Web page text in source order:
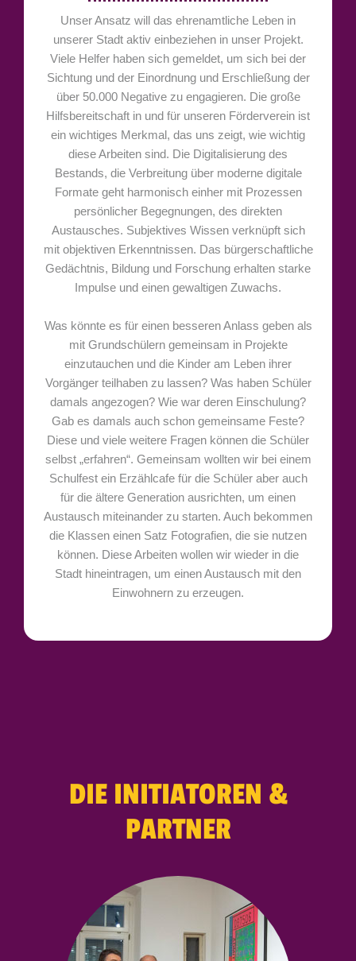
Unser Ansatz will das ehrenamtliche Leben in
unserer Stadt aktiv einbeziehen in unser Projekt.
Viele Helfer haben sich gemeldet, um sich bei der
Sichtung und der Einordnung und Erschließung der
über 50.000 Negative zu engagieren. Die große
Hilfsbereitschaft in und für unseren Förderverein ist
ein wichtiges Merkmal, das uns zeigt, wie wichtig
diese Arbeiten sind. Die Digitalisierung des
Bestands, die Verbreitung über moderne digitale
Formate geht harmonisch einher mit Prozessen
persönlicher Begegnungen, des direkten
Austausches. Subjektives Wissen verknüpft sich
mit objektiven Erkenntnissen. Das bürgerschaftliche
Gedächtnis, Bildung und Forschung erhalten starke
Impulse und einen gewaltigen Zuwachs.
Was könnte es für einen besseren Anlass geben als
mit Grundschülern gemeinsam in Projekte
einzutauchen und die Kinder am Leben ihrer
Vorgänger teilhaben zu lassen? Was haben Schüler
damals angezogen? Wie war deren Einschulung?
Gab es damals auch schon gemeinsame Feste?
Diese und viele weitere Fragen können die Schüler
selbst „erfahren“. Gemeinsam wollten wir bei einem
Schulfest ein Erzählcafe für die Schüler aber auch
für die ältere Generation ausrichten, um einen
Austausch miteinander zu starten. Auch bekommen
die Klassen einen Satz Fotografien, die sie nutzen
können. Diese Arbeiten wollen wir wieder in die
Stadt hineintragen, um einen Austausch mit den
Einwohnern zu erzeugen.
DIE INITIATOREN &
PARTNER